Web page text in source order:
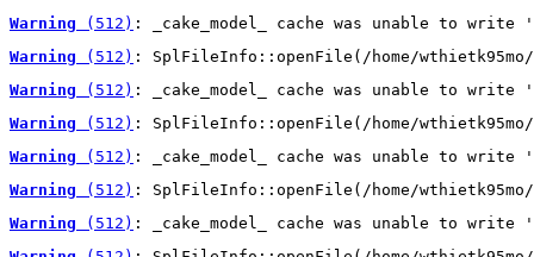
Warning (512) : _cake_model_ cache was unable to
Warning (512) : SplFileInfo::openFile(/home/wthietk95mo/
Warning (512) : _cake_model_ cache was unable to
Warning (512) : SplFileInfo::openFile(/home/wthietk95mo/
Warning (512) : _cake_model_ cache was unable to
Warning (512) : SplFileInfo::openFile(/home/wthietk95mo/
Warning (512) : _cake_model_ cache was unable to